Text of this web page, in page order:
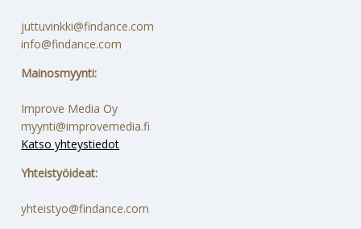
juttuvinkki@findance.com
info@findance.com
Mainosmyynti:
Improve Media Oy
myynti@improvemedia.fi
Katso yhteystiedot
Yhteistyöideat:
yhteistyo@findance.com